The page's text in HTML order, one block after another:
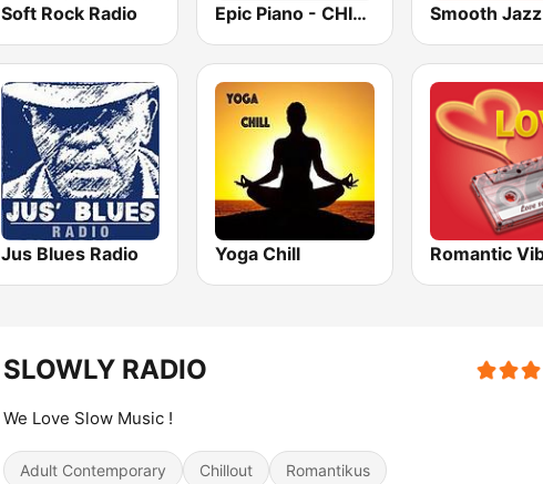
Soft Rock Radio Epic Piano - CHILLOUT PIANO Smooth
Jus Blues Radio Yoga Chill Romantic
SLOWLY RADIO
We Love Slow Music !
Adult Contemporary Chillout Romantikus